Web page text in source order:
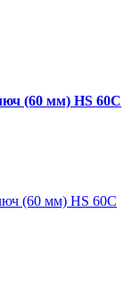
(60 мм) HS 60C